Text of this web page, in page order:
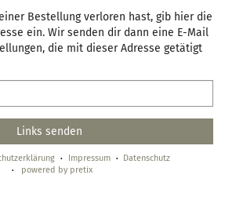
Bestellung verloren hast, gib hier die
ein. Wir senden dir dann eine E-Mail
die mit dieser Adresse getätigt
Links senden
Impressum
Datenschutz
powered by pretix